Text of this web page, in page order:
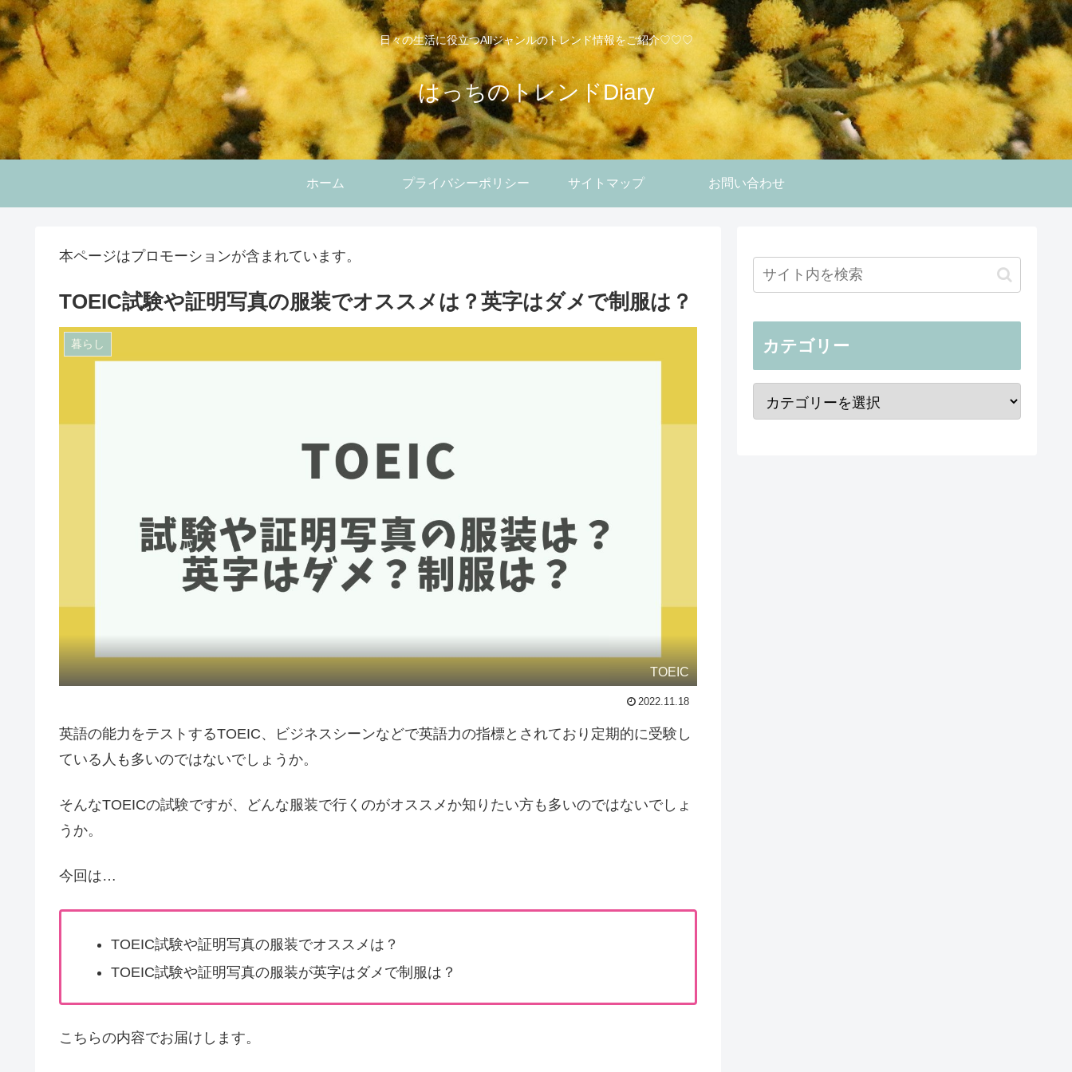
日々の生活に役立つAllジャンルのトレンド情報をご紹介♡♡♡
はっちのトレンドDiary
ホーム プライバシーポリシー サイトマップ お問い合わせ
本ページはプロモーションが含まれています。
TOEIC試験や証明写真の服装でオススメは？英字はダメで制服は？
暮らし
TOEIC
2022.11.18
英語の能力をテストするTOEIC、ビジネスシーンなどで英語力の指標とされており定期的に受験し
ている人も多いのではないでしょうか。
そんなTOEICの試験ですが、どんな服装で行くのがオススメか知りたい方も多いのではないでしょ
うか。
今回は…
TOEIC試験や証明写真の服装でオススメは？
TOEIC試験や証明写真の服装が英字はダメで制服は？
こちらの内容でお届けします。
カテゴリー